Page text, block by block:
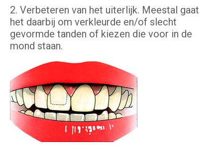
2. Verbeteren van het uiterlijk. Meestal gaat
het daarbij om verkleurde en/of slecht
gevormde tanden of kiezen die voor in de
mond staan.